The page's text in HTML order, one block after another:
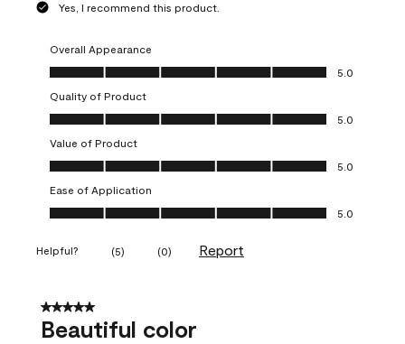
Yes, I recommend this product.
Overall Appearance
Overall Appearance, 5.0 out of 5
5.0
Quality of Product
Quality of Product, 5.0 out of 5
5.0
Value of Product
Value of Product, 5.0 out of 5
5.0
Ease of Application
Ease of Application, 5.0 out of 5
5.0
Helpful? (5) (0) Report
5 out of 5 stars.
Beautiful color